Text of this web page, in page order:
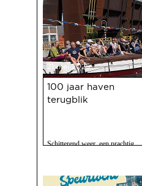
21 mei 2025
100 jaar haven
terugblik
Schitterend weer, een prachtig
op 10 mei jl. van 100 jaar Haven